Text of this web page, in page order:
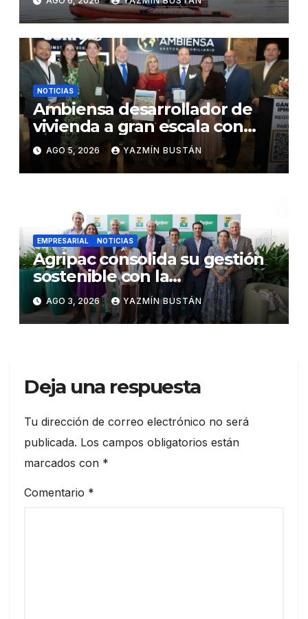
CONORTE y exige celeridad
en desmontaje del puente
Gonzalo Icaza Cornejo, en
Daule
NOTICIAS
Ambiensa desarrollador de
vivienda a gran escala con
estándares internacionales
de sostenibilidad
AGO 5, 2026 YAZMÍN BUSTÁN
EMPRESARIAL NOTICIAS
Agripac consolida su gestión
sostenible con la
presentación de su octava
Memoria de Sostenibilidad
AGO 3, 2026 YAZMÍN BUSTÁN
Deja una respuesta
Tu dirección de correo electrónico no será
publicada. Los campos obligatorios están
marcados con *
Comentario *